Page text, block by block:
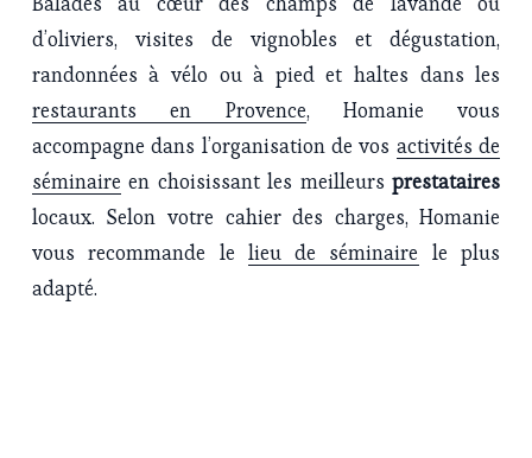
d’oliviers, visites de vignobles et dégustation,
randonnées à vélo ou à pied et haltes dans les
restaurants en Provence, Homanie vous
accompagne dans l’organisation de vos activités de
séminaire en choisissant les meilleursprestataires
locaux. Selon votre cahier des charges, Homanie
vous recommande le lieu de séminaire le plus
adapté.